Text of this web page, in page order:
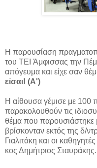
Η παρουσίαση
του ΤΕΙ Ἀμφισσας την
απόγευμα και είχε σαν
είσαι! (Α')
Η αίθουσα γέμισε με 100
παρακολουθούν τις
θέμα που παρουσιάστηκε
βρίσκονταν εκτός της δ/
Γιαλιτάκη και οι καθηγητές
κος Δημήτριος Σταυράκης.